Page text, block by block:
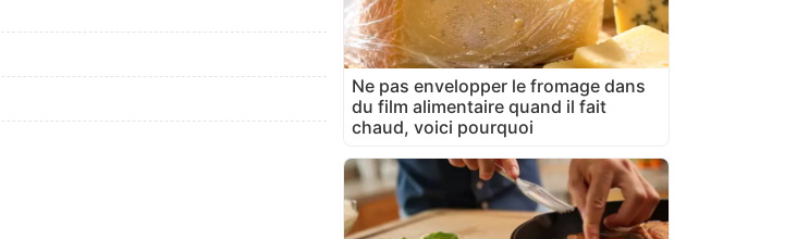
Ne pas envelopper le fromage dans
du film alimentaire quand il fait
chaud, voici pourquoi